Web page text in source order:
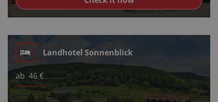
Landhotel Sonnenblick
ab 46€